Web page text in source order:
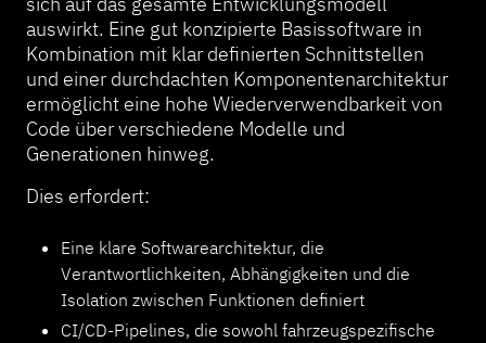
auswirkt. Eine gut konzipierte Basissoftware in
Kombination mit klar definierten Schnittstellen
und einer durchdachten Komponentenarchitektur
ermöglicht eine hohe Wiederverwendbarkeit von
Code über verschiedene Modelle und
Generationen hinweg.
Dies erfordert:
Eine klare Softwarearchitektur, die
Verantwortlichkeiten, Abhängigkeiten und die
Isolation zwischen Funktionen definiert
CI/CD-Pipelines, die sowohl fahrzeugspezifische